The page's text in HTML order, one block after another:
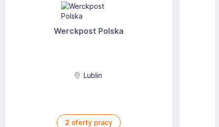
Werckpost Polska
Lublin
2 oferty pracy